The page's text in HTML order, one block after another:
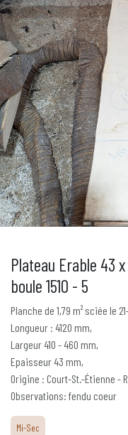
Plateau Erable 43
boule 1510 - 5
Planche de 1,79 m² sciée le
Longueur : 4120 mm,
Largeur 410 - 460 mm,
Epaisseur 43 mm,
Origine : Court-St.-Étienne -
Observations: fendu coeur
Mi-Sec